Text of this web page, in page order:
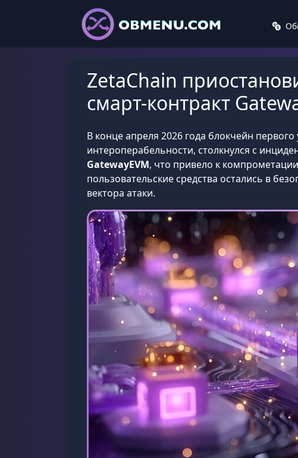
ZetaChain
смарт-контракт
В конце апреля 2026 года блокчейн первого
интероперабельности, столкнулся с
GatewayEVM, что привело к
пользовательские средства остались в
вектора атаки.